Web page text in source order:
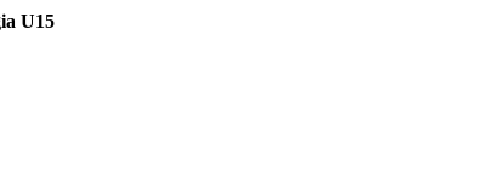
U15